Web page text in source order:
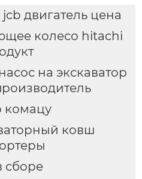
погрузчиками весом
от 3 до 15 тонн,
включая
быстроразъемное
двигатель цена
колесо hitachi
на экскаватор
комацу
ковш
сборе